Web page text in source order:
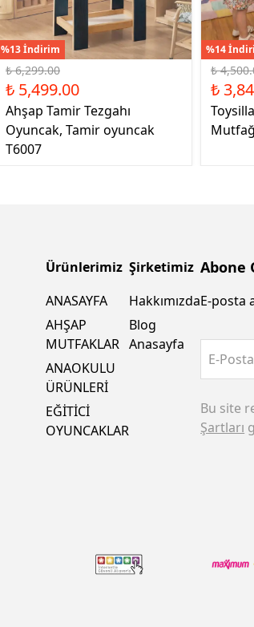
%13 İndirim
₺ 6,299.00
₺ 5,499.00
Ahşap Tamir Tezgahı
Oyuncak, Tamir oyuncak
T6007
%14
₺
₺
Ürünlerimiz
ANASAYFA
AHŞAP
MUTFAKLAR
ANAOKULU
ÜRÜNLERİ
EĞİTİCİ
OYUNCAKLAR
Şirketimiz
Hakkımızda
Blog
Anasayfa
Abone
E-posta
E-
Bu site
Şartları